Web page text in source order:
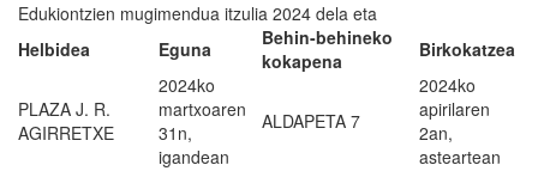
Edukiontzien mugimendua itzulia 2024 dela eta
Helbidea Eguna Behin-behineko
kokapena
Birkokatzea
PLAZA J. R.
AGIRRETXE
2024ko
martxoaren
31n,
igandean
ALDAPETA 7
2024ko
apirilaren
2an,
asteartean